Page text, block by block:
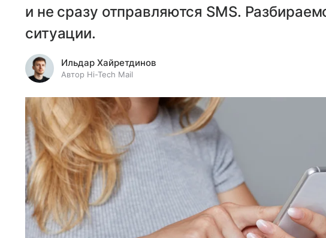
и не сразу отправляются SMS.
ситуации.
Ильдар Хайретдинов
Автор Hi-Tech Mail